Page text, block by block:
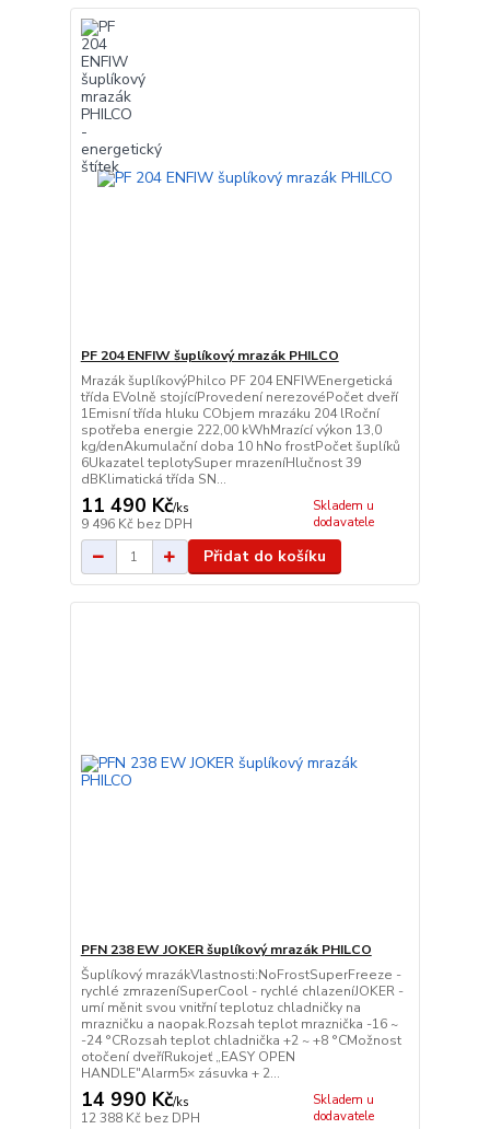
PF 204 ENFIW šuplíkový mrazák PHILCO
Mrazák šuplíkovýPhilco PF 204 ENFIWEnergetická
třída EVolně stojícíProvedení nerezovéPočet dveří
1Emisní třída hluku CObjem mrazáku 204 lRoční
spotřeba energie 222,00 kWhMrazící výkon 13,0
kg/denAkumulační doba 10 hNo frostPočet šuplíků
6Ukazatel teplotySuper mrazeníHlučnost 39
dBKlimatická třída SN...
11 490 Kč/ks
9 496 Kč bez DPH
Skladem u
dodavatele
Přidat do košíku
PFN 238 EW JOKER šuplíkový mrazák PHILCO
Šuplíkový mrazákVlastnosti:NoFrostSuperFreeze -
rychlé zmrazeníSuperCool - rychlé chlazeníJOKER -
umí měnit svou vnitřní teplotuz chladničky na
mrazničku a naopak.Rozsah teplot mraznička -16 ~
-24 °CRozsah teplot chladnička +2 ~ +8 °CMožnost
otočení dveříRukojeť „EASY OPEN
HANDLE"Alarm5× zásuvka + 2...
14 990 Kč/ks
12 388 Kč bez DPH
Skladem u
dodavatele